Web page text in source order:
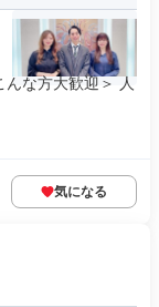
な方大歓迎＞ 人
気になる